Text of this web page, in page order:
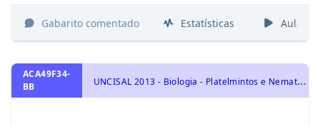
Gabarito comentado Estatísticas Aulas
ACA49F34-
BB
U
NCISAL 2013 - Biologia - Platelmintos e Nematódeos, Identidade dos seres vivos